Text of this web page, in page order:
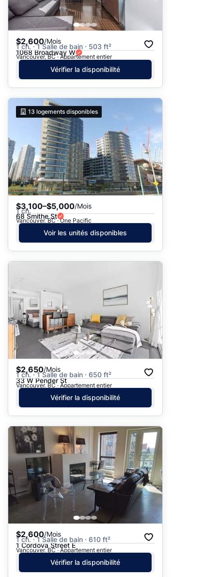
$2,600/Mois
1 ch. · 1 Salle de bain · 503 ft²
1068 Broadway W
Vancouver, BC · Appartement entier
Vérifier la disponibilité
13 logements disponibles
$3,100–$5,000/Mois
1 ch.
68 Smithe St
Vancouver, BC · One Pacific
Voir les unités disponibles
$2,650/Mois
1 ch. · 1 Salle de bain · 650 ft²
33 W Pender St
Vancouver, BC · Appartement entier
Vérifier la disponibilité
$2,600/Mois
1 ch. · 1 Salle de bain · 610 ft²
1 Cordova Street E
Vancouver, BC · Appartement entier
Vérifier la disponibilité